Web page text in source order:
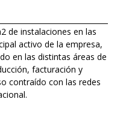
de instalaciones en las
activo de la empresa,
en las distintas áreas de
facturación y
contraído con las redes